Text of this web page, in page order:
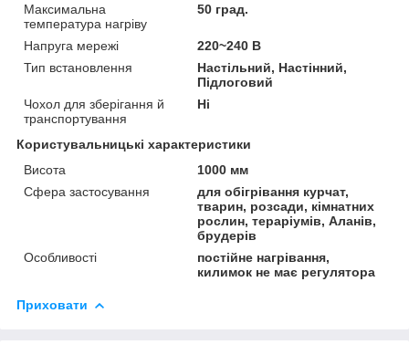
Максимальна
температура нагріву
50 град.
Напруга мережі
220~240 В
Тип встановлення
Настільний, Настінний,
Підлоговий
Чохол для зберігання й
транспортування
Ні
Користувальницькі характеристики
Висота
1000 мм
Сфера застосування
для обігрівання курчат,
тварин, розсади, кімнатних
рослин, тераріумів, Аланів,
брудерів
Особливості
постійне нагрівання,
килимок не має регулятора
Приховати